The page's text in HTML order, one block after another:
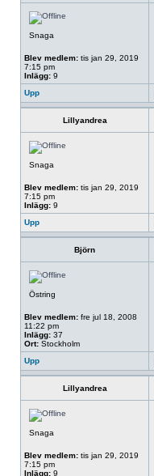
Snaga
Blev medlem: tis jan 29, 2019
7:15 pm
Inlägg: 9
Upp
Lillyandrea
Snaga
Blev medlem: tis jan 29, 2019
7:15 pm
Inlägg: 9
Upp
Björn
Östring
Blev medlem: fre jul 18, 2008
11:22 pm
Inlägg: 37
Ort: Stockholm
Upp
Lillyandrea
Snaga
Blev medlem: tis jan 29, 2019
7:15 pm
Inlägg: 9